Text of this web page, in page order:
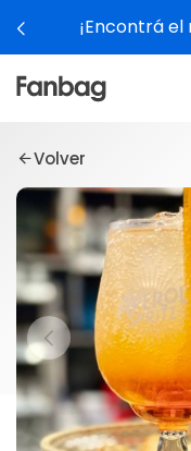
¡Encontrá el
Volver